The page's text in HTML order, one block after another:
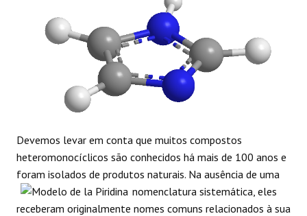
Devemos levar em conta que muitos compostos
heteromonocíclicos são conhecidos há mais de 100 anos e
foram isolados de produtos naturais. Na ausência de uma
nomenclatura sistemática, eles
receberam originalmente nomes comuns relacionados à sua